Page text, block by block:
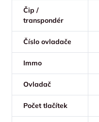
Čip /
transpondér
Číslo ovladače
Immo
Ovladač
Počet tlačítek